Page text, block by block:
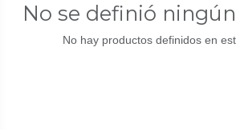
No se definió
No hay productos definidos en